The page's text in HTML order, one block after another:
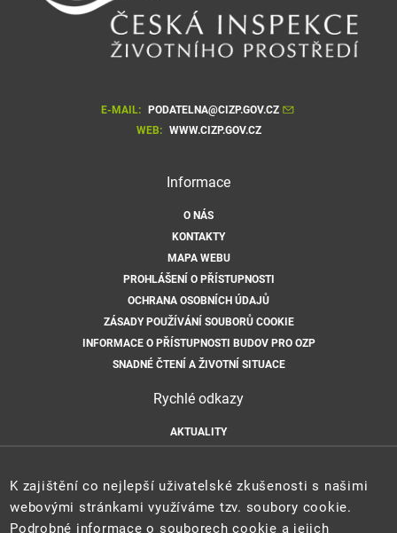
E-MAIL: PODATELNA@CIZP.GOV.CZ
WEB: WWW.CIZP.GOV.CZ
Informace
O NÁS
KONTAKTY
MAPA WEBU
PROHLÁŠENÍ O PŘÍSTUPNOSTI
OCHRANA OSOBNÍCH ÚDAJŮ
ZÁSADY POUŽÍVÁNÍ SOUBORŮ COOKIE
INFORMACE O PŘÍSTUPNOSTI BUDOV PRO OZP
SNADNÉ ČTENÍ A ŽIVOTNÍ SITUACE
Rychlé odkazy
AKTUALITY
K zajištění co nejlepší uživatelské zkušenosti s našimi
webovými stránkami využíváme tzv. soubory cookie.
Podrobné informace o souborech cookie a jejich